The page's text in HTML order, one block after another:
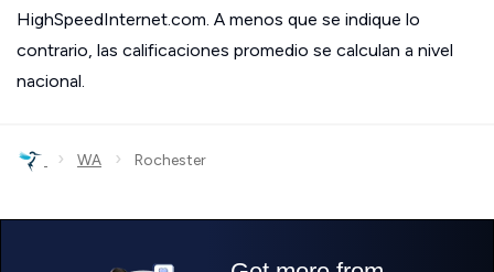
HighSpeedInternet.com. A menos que se indique lo
contrario, las calificaciones promedio se calculan a nivel
nacional.
› WA › Rochester